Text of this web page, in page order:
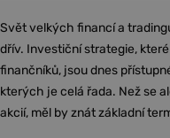
Svět velkých financí a
dřív. Investiční strategie,
finančníků, jsou dnes
kterých je celá řada. Než se
akcií, měl by znát základní